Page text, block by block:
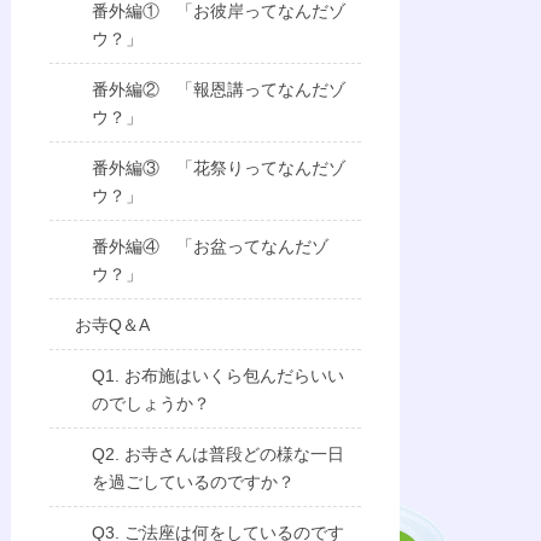
番外編① 「お彼岸ってなんだゾ
ウ？」
番外編② 「報恩講ってなんだゾ
ウ？」
番外編③ 「花祭りってなんだゾ
ウ？」
番外編④ 「お盆ってなんだゾ
ウ？」
お寺Q＆A
Q1. お布施はいくら包んだらいい
のでしょうか？
Q2. お寺さんは普段どの様な一日
を過ごしているのですか？
Q3. ご法座は何をしているのです